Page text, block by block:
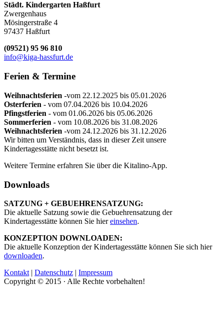
Städt. Kindergarten Haßfurt
Zwergenhaus
Mösingerstraße 4
97437 Haßfurt
(09521) 95 96 810
info@kiga-hassfurt.de
Ferien & Termine
Weihnachtsferien -vom 22.12.2025 bis 05.01.2026
Osterferien - vom 07.04.2026 bis 10.04.2026
Pfingstferien - vom 01.06.2026 bis 05.06.2026
Sommerferien - vom 10.08.2026 bis 31.08.2026
Weihnachtsferien -vom 24.12.2026 bis 31.12.2026
Wir bitten um Verständnis, dass in dieser Zeit unsere
Kindertagesstätte nicht besetzt ist.
Weitere Termine erfahren Sie über die Kitalino-App.
Downloads
SATZUNG + GEBUEHRENSATZUNG:
Die aktuelle Satzung sowie die Gebuehrensatzung der
Kindertagesstätte können Sie hiereinsehen.
KONZEPTION DOWNLOADEN:
Die aktuelle Konzeption der Kindertagesstätte können Sie sich hier
downloaden.
Kontakt | Datenschutz | Impressum
Copyright © 2015 · Alle Rechte vorbehalten!